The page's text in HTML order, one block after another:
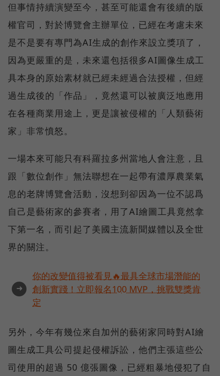
但事情持續演變至今，甚至可能還會有後續的版
權官司，對於博覽會主辦單位，已經在考慮未來
是不是要有專門為AI生成的創作來設立獎項了，
因為更嚴重的是，未來還包括很多AI圖像生成工
具本身的原始素材就已經未經過合法授權，但經
過生成後的「作品」，竟然還可以被廣泛地應用
在各種商業用途上，更是讓被侵權的「人類藝術
家」非常憤怒。
一場本來可能只有科羅拉多州當地人會注意，且
跟「數位創作」無法聯想在一起帶有濃厚農業氣
息的老牌博覽會活動，沒想到卻因為一位不認爲
自己是藝術家的參賽者，用了AI繪圖工具竟然拿
下第一名，而引起了美國主流新聞媒體以及全世
界的關注。
➜
你的改變值得被看見🔥最具全球市場潛能的
創新實踐！立即報名100 MVP，挑戰雙獎肯
定
另外，今年有幾位來自加州的藝術家同時對AI繪
圖生成工具公司提起侵權訴訟，他們主張這些公
司使用的超過 50 億張圖像，已經粗暴地侵犯了自